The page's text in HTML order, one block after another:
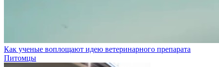
Как ученые воплощают идею ветеринарного препарата
Питомцы